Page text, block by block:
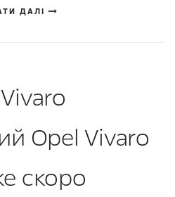
ДАЛІ
Opel Vivaro
скоро